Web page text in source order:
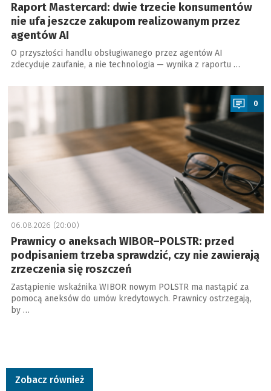
Raport Mastercard: dwie trzecie konsumentów
nie ufa jeszcze zakupom realizowanym przez
agentów AI
O przyszłości handlu obsługiwanego przez agentów AI
zdecyduje zaufanie, a nie technologia — wynika z raportu …
a
0
06.08.2026 (20:00)
Prawnicy o aneksach WIBOR–POLSTR: przed
podpisaniem trzeba sprawdzić, czy nie zawierają
zrzeczenia się roszczeń
Zastąpienie wskaźnika WIBOR nowym POLSTR ma nastąpić za
pomocą aneksów do umów kredytowych. Prawnicy ostrzegają,
by …
Zobacz również